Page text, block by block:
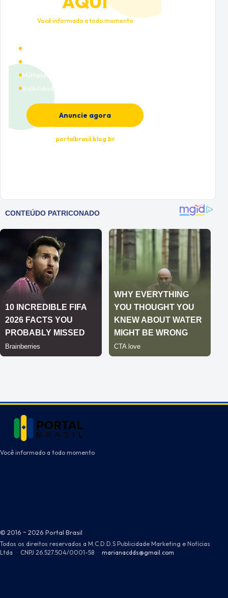
Você informado a todo momento
Múltiplas categorias
Visibilidade premium
Anuncie agora
portalbrasil.blog.br
Você informado a todo momento
© 2016 ~ 2026 Portal Brasil
Todos os direitos reservados a M.C.D.D.S Publicidade Marketing e Notícias
Ltda · CNPJ 26.527.504/0001-58 · marianacdds@gmail.com